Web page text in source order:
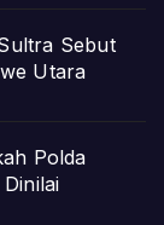
Sebut
Utara
Polda